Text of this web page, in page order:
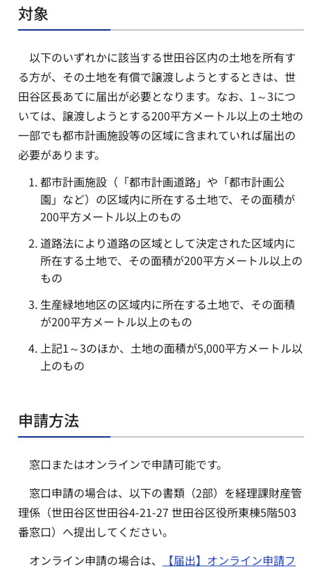
対象
以下のいずれかに該当する世田谷区内の土地を所有す
る方が、その土地を有償で譲渡しようとするときは、世
田谷区長あてに届出が必要となります。なお、1～3につ
いては、譲渡しようとする200平方メートル以上の土地の
一部でも都市計画施設等の区域に含まれていれば届出の
必要があります。
都市計画施設（「都市計画道路」や「都市計画公
園」など）の区域内に所在する土地で、その面積が
200平方メートル以上のもの
道路法により道路の区域として決定された区域内に
所在する土地で、その面積が200平方メートル以上の
もの
生産緑地地区の区域内に所在する土地で、その面積
が200平方メートル以上のもの
上記1～3のほか、土地の面積が5,000平方メートル以
上のもの
申請方法
窓口またはオンラインで申請可能です。
窓口申請の場合は、以下の書類（2部）を経理課財産管
理係（世田谷区世田谷4-21-27 世田谷区役所東棟5階503
番窓口）へ提出してください。
オンライン申請の場合は、
【届出】オンライン申請フ